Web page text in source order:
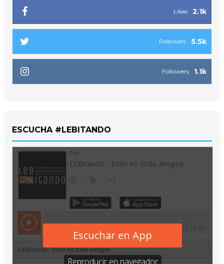
2.1k
Likes
5.5k
Followers
1.1k
Followers
ESCUCHA #LEBITANDO